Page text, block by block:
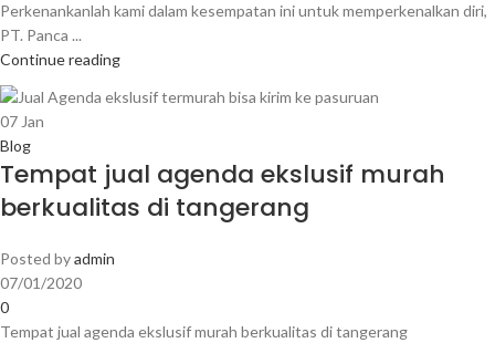
Perkenankanlah kami dalam kesempatan ini untuk memperkenalkan diri,
PT. Panca ...
Continue reading
07 Jan
Blog
Tempat jual agenda ekslusif murah
berkualitas di tangerang
Posted byadmin
07/01/2020
0
Tempat jual agenda ekslusif murah berkualitas di tangerang